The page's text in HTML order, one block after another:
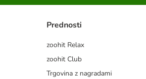
Prednosti
zoohit Relax
zoohit Club
Trgovina z nagradami